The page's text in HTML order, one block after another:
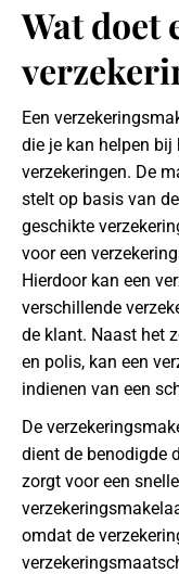
Wat doet
Een
die je kan helpen bij
verzekeringen. De
stelt op basis van
geschikte
voor een
Hierdoor kan een
verschillende
de klant. Naast het
en polis, kan een
indienen van een
De
dient de benodigde
zorgt voor een
omdat de